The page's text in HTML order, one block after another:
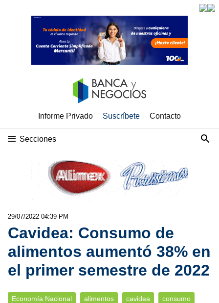
Informe Privado Suscríbete Contacto
Secciones
29/07/2022 04:39 PM
Cavidea: Consumo de
alimentos aumentó 38% en
el primer semestre de 2022
Economía Nacional alimentos cavidea consumo